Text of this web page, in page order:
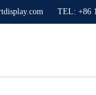
TEL: +86